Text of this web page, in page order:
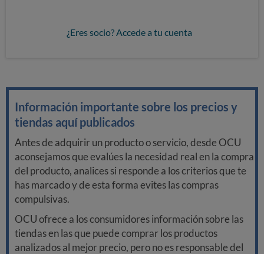
¿Eres socio? Accede a tu cuenta
Información importante sobre los precios y
tiendas aquí publicados
Antes de adquirir un producto o servicio, desde OCU
aconsejamos que evalúes la necesidad real en la compra
del producto, analices si responde a los criterios que te
has marcado y de esta forma evites las compras
compulsivas.
OCU ofrece a los consumidores información sobre las
tiendas en las que puede comprar los productos
analizados al mejor precio, pero no es responsable del